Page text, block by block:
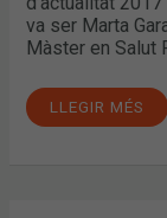
va ser Marta
Màster en Salut
LLEGIR MÉS